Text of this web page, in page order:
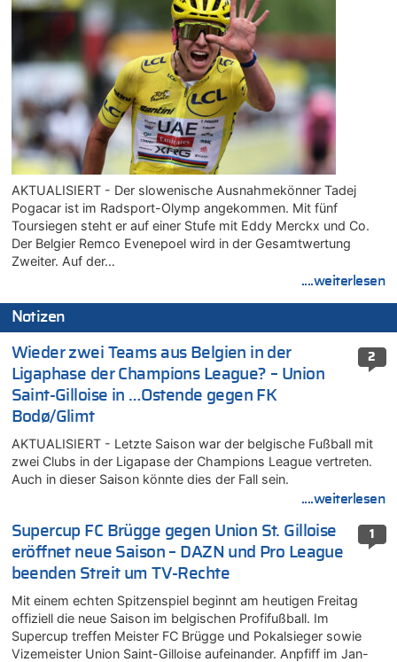
AKTUALISIERT - Der slowenische Ausnahmekönner Tadej
Pogacar ist im Radsport-Olymp angekommen. Mit fünf
Toursiegen steht er auf einer Stufe mit Eddy Merckx und Co.
Der Belgier Remco Evenepoel wird in der Gesamtwertung
Zweiter. Auf der…
....weiterlesen
Notizen
2
Wieder zwei Teams aus Belgien in der
Ligaphase der Champions League? – Union
Saint-Gilloise in …Ostende gegen FK
Bodø/Glimt
AKTUALISIERT - Letzte Saison war der belgische Fußball mit
zwei Clubs in der Ligapase der Champions League vertreten.
Auch in dieser Saison könnte dies der Fall sein.
....weiterlesen
1
Supercup FC Brügge gegen Union St. Gilloise
eröffnet neue Saison – DAZN und Pro League
beenden Streit um TV-Rechte
Mit einem echten Spitzenspiel beginnt am heutigen Freitag
offiziell die neue Saison im belgischen Profifußball. Im
Supercup treffen Meister FC Brügge und Pokalsieger sowie
Vizemeister Union Saint-Gilloise aufeinander. Anpfiff im Jan-